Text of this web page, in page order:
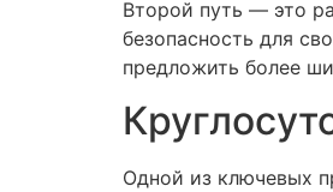
Второй путь — это
безопасность для
предложить более
Одной из ключевых